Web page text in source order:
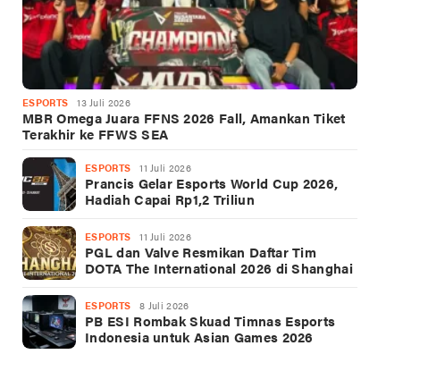
ESPORTS 13 Juli 2026
MBR Omega Juara FFNS 2026 Fall, Amankan Tiket
Terakhir ke FFWS SEA
ESPORTS 11 Juli 2026
Prancis Gelar Esports World Cup 2026,
Hadiah Capai Rp1,2 Triliun
ESPORTS 11 Juli 2026
PGL dan Valve Resmikan Daftar Tim
DOTA The International 2026 di Shanghai
ESPORTS 8 Juli 2026
PB ESI Rombak Skuad Timnas Esports
Indonesia untuk Asian Games 2026